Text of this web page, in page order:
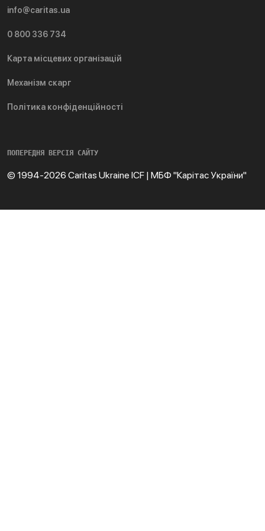
info@caritas.ua
0 800 336 734
Карта місцевих організацій
Механізм скарг
Політика конфіденційності
ПОПЕРЕДНЯ ВЕРСІЯ САЙТУ
© 1994-2026 Caritas Ukraine ICF | МБФ "Карітас України"